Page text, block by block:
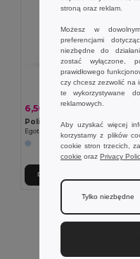
6,50 zł
Egotier 99418
Dodaj Do Koszyka
Wyświetlanie
stroną oraz reklam.
Możesz w
preferencjami
niezbędne do
zostać wyłączone,
prawidłowego
czy chcesz zezwolić na
te wykorzystywane
reklamowych.
Aby uzyskać więcej
korzystamy z plików
cookie stron trzecich,
cookie oraz Privacy
Tylko niezbędne